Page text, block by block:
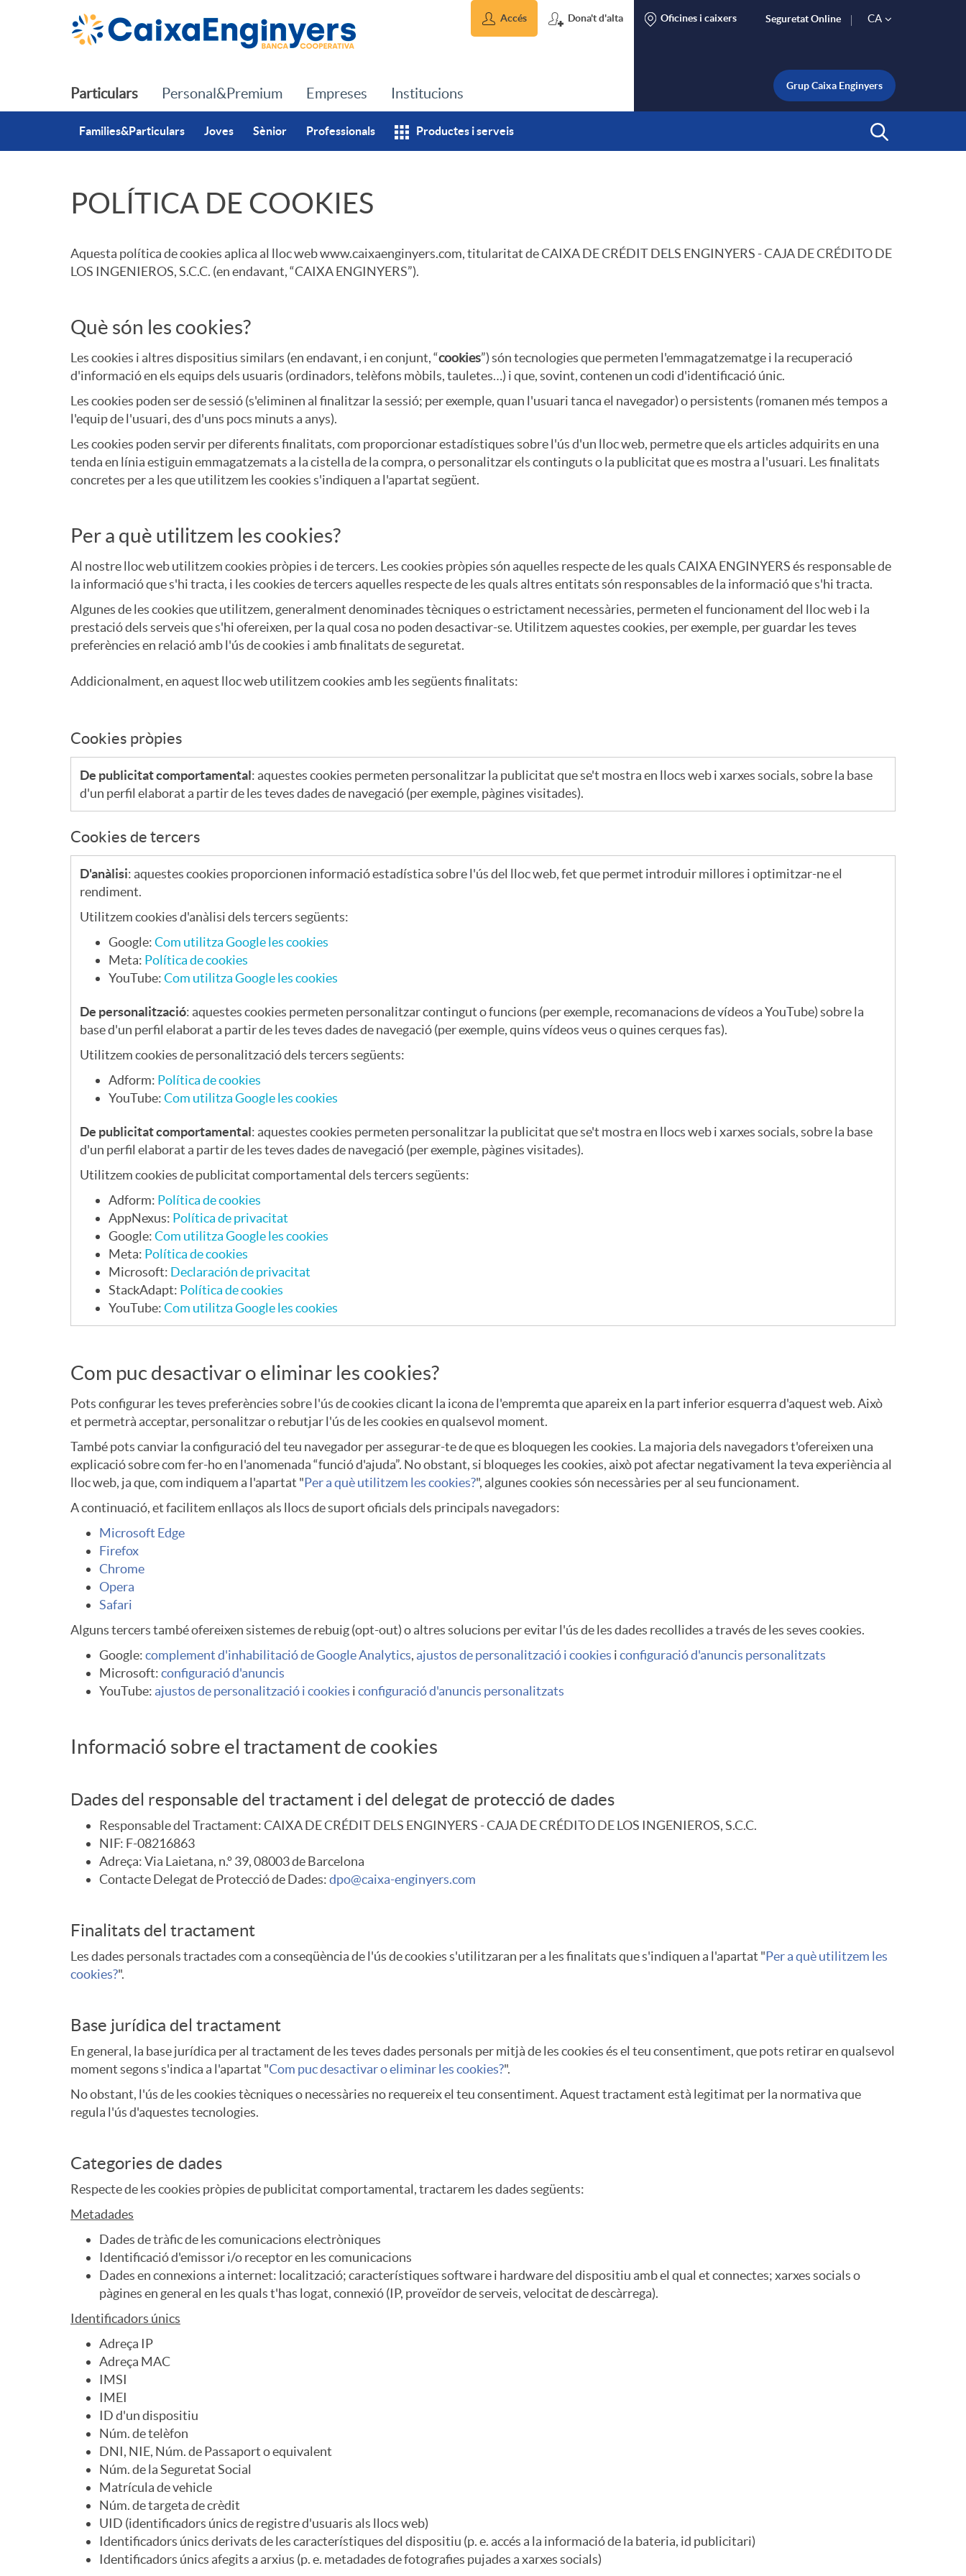
Salta al contingut principal Accés Dona't d'alta Oficines i caixers Seguretat Online
e
d
'
d
i
CA
Grup Caixa Enginyers
Particulars
Families&Particulars Joves Sènior Professionals Productes i serveis
Personal&Premium Empreses Institucions
POLÍTICA DE COOKIES
Aquesta política de cookies aplica al lloc web www.caixaenginyers.com, titularitat de CAIXA DE CRÉDIT DELS ENGINYERS - CAJA DE CRÉDITO DE
LOS INGENIEROS, S.C.C. (en endavant, “CAIXA ENGINYERS”).
Què són les cookies?
Les cookies i altres dispositius similars (en endavant, i en conjunt, “cookies”) són tecnologies que permeten l'emmagatzematge i la recuperació
d'informació en els equips dels usuaris (ordinadors, telèfons mòbils, tauletes…) i que, sovint, contenen un codi d'identificació únic.
Les cookies poden ser de sessió (s'eliminen al finalitzar la sessió; per exemple, quan l'usuari tanca el navegador) o persistents (romanen més tempos a
l'equip de l'usuari, des d'uns pocs minuts a anys).
Les cookies poden servir per diferents finalitats, com proporcionar estadístiques sobre l'ús d'un lloc web, permetre que els articles adquirits en una
tenda en línia estiguin emmagatzemats a la cistella de la compra, o personalitzar els continguts o la publicitat que es mostra a l'usuari. Les finalitats
concretes per a les que utilitzem les cookies s'indiquen a l'apartat següent.
Per a què utilitzem les cookies?
Al nostre lloc web utilitzem cookies pròpies i de tercers. Les cookies pròpies són aquelles respecte de les quals CAIXA ENGINYERS és responsable de
la informació que s'hi tracta, i les cookies de tercers aquelles respecte de les quals altres entitats són responsables de la informació que s'hi tracta.
Algunes de les cookies que utilitzem, generalment denominades tècniques o estrictament necessàries, permeten el funcionament del lloc web i la
prestació dels serveis que s'hi ofereixen, per la qual cosa no poden desactivar-se. Utilitzem aquestes cookies, per exemple, per guardar les teves
preferències en relació amb l'ús de cookies i amb finalitats de seguretat.
Addicionalment, en aquest lloc web utilitzem cookies amb les següents finalitats:
Cookies pròpies
De publicitat comportamental: aquestes cookies permeten personalitzar la publicitat que se't mostra en llocs web i xarxes socials, sobre la base
d'un perfil elaborat a partir de les teves dades de navegació (per exemple, pàgines visitades).
Cookies de tercers
D'anàlisi: aquestes cookies proporcionen informació estadística sobre l'ús del lloc web, fet que permet introduir millores i optimitzar-ne el
rendiment.
Utilitzem cookies d'anàlisi dels tercers següents:
Google:Com utilitza Google les cookies
Meta: Política de cookies
YouTube:Com utilitza Google les cookies
De personalització: aquestes cookies permeten personalitzar contingut o funcions (per exemple, recomanacions de vídeos a YouTube) sobre la
base d'un perfil elaborat a partir de les teves dades de navegació (per exemple, quins vídeos veus o quines cerques fas).
Utilitzem cookies de personalització dels tercers següents:
Adform: Política de cookies
YouTube:Com utilitza Google les cookies
De publicitat comportamental: aquestes cookies permeten personalitzar la publicitat que se't mostra en llocs web i xarxes socials, sobre la base
d'un perfil elaborat a partir de les teves dades de navegació (per exemple, pàgines visitades).
Utilitzem cookies de publicitat comportamental dels tercers següents:
Adform: Política de cookies
AppNexus: Política de privacitat
Google:Com utilitza Google les cookies
Meta: Política de cookies
Microsoft: Declaración de privacitat
StackAdapt: Política de cookies
YouTube:Com utilitza Google les cookies
Com puc desactivar o eliminar les cookies?
Pots configurar les teves preferències sobre l'ús de cookies clicant la icona de l'empremta que apareix en la part inferior esquerra d'aquest web. Això
et permetrà acceptar, personalitzar o rebutjar l'ús de les cookies en qualsevol moment.
També pots canviar la configuració del teu navegador per assegurar-te de que es bloquegen les cookies. La majoria dels navegadors t'ofereixen una
explicació sobre com fer-ho en l'anomenada “funció d'ajuda”. No obstant, si bloqueges les cookies, això pot afectar negativament la teva experiència al
lloc web, ja que, com indiquem a l'apartat "Per a què utilitzem les cookies?", algunes cookies són necessàries per al seu funcionament.
A continuació, et facilitem enllaços als llocs de suport oficials dels principals navegadors:
Microsoft Edge
Firefox
Chrome
Opera
Safari
Alguns tercers també ofereixen sistemes de rebuig (opt-out) o altres solucions per evitar l'ús de les dades recollides a través de les seves cookies.
Google:complement d'inhabilitació de Google Analytics, ajustos de personalització i cookies iconfiguració d'anuncis personalitzats
Microsoft:configuració d'anuncis
YouTube: ajustos de personalització i cookies iconfiguració d'anuncis personalitzats
Informació sobre el tractament de cookies
Dades del responsable del tractament i del delegat de protecció de dades
Responsable del Tractament: CAIXA DE CRÉDIT DELS ENGINYERS - CAJA DE CRÉDITO DE LOS INGENIEROS, S.C.C.
NIF: F-08216863
Adreça: Via Laietana, n.º 39, 08003 de Barcelona
Contacte Delegat de Protecció de Dades:dpo@caixa-enginyers.com
Finalitats del tractament
Les dades personals tractades com a conseqüència de l'ús de cookies s'utilitzaran per a les finalitats que s'indiquen a l'apartat "Per a què utilitzem les
cookies?".
Base jurídica del tractament
En general, la base jurídica per al tractament de les teves dades personals per mitjà de les cookies és el teu consentiment, que pots retirar en qualsevol
moment segons s'indica a l'apartat "Com puc desactivar o eliminar les cookies?".
No obstant, l'ús de les cookies tècniques o necessàries no requereix el teu consentiment. Aquest tractament està legitimat per la normativa que
regula l'ús d'aquestes tecnologies.
Categories de dades
Respecte de les cookies pròpies de publicitat comportamental, tractarem les dades següents:
Metadades
Dades de tràfic de les comunicacions electròniques
Identificació d'emissor i/o receptor en les comunicacions
Dades en connexions a internet: localització; característiques software i hardware del dispositiu amb el qual et connectes; xarxes socials o
pàgines en general en les quals t'has logat, connexió (IP, proveïdor de serveis, velocitat de descàrrega).
Identificadors únics
Adreça IP
Adreça MAC
IMSI
IMEI
ID d'un dispositiu
Núm. de telèfon
DNI, NIE, Núm. de Passaport o equivalent
Núm. de la Seguretat Social
Matrícula de vehicle
Núm. de targeta de crèdit
UID (identificadors únics de registre d'usuaris als llocs web)
Identificadors únics derivats de les característiques del dispositiu (p. e. accés a la informació de la bateria, id publicitari)
Identificadors únics afegits a arxius (p. e. metadades de fotografies pujades a xarxes socials)